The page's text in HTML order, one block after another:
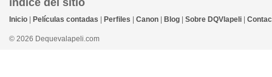
índice del sitio
Inicio Películas contadas Perfiles Canon Blog Sobre DQVlapeli
© 2026 Dequevalapeli.com